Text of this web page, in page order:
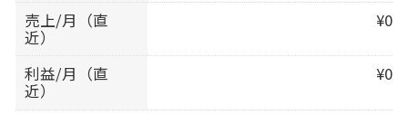
売上/月（直
近）
¥0
利益/月（直
近）
¥0